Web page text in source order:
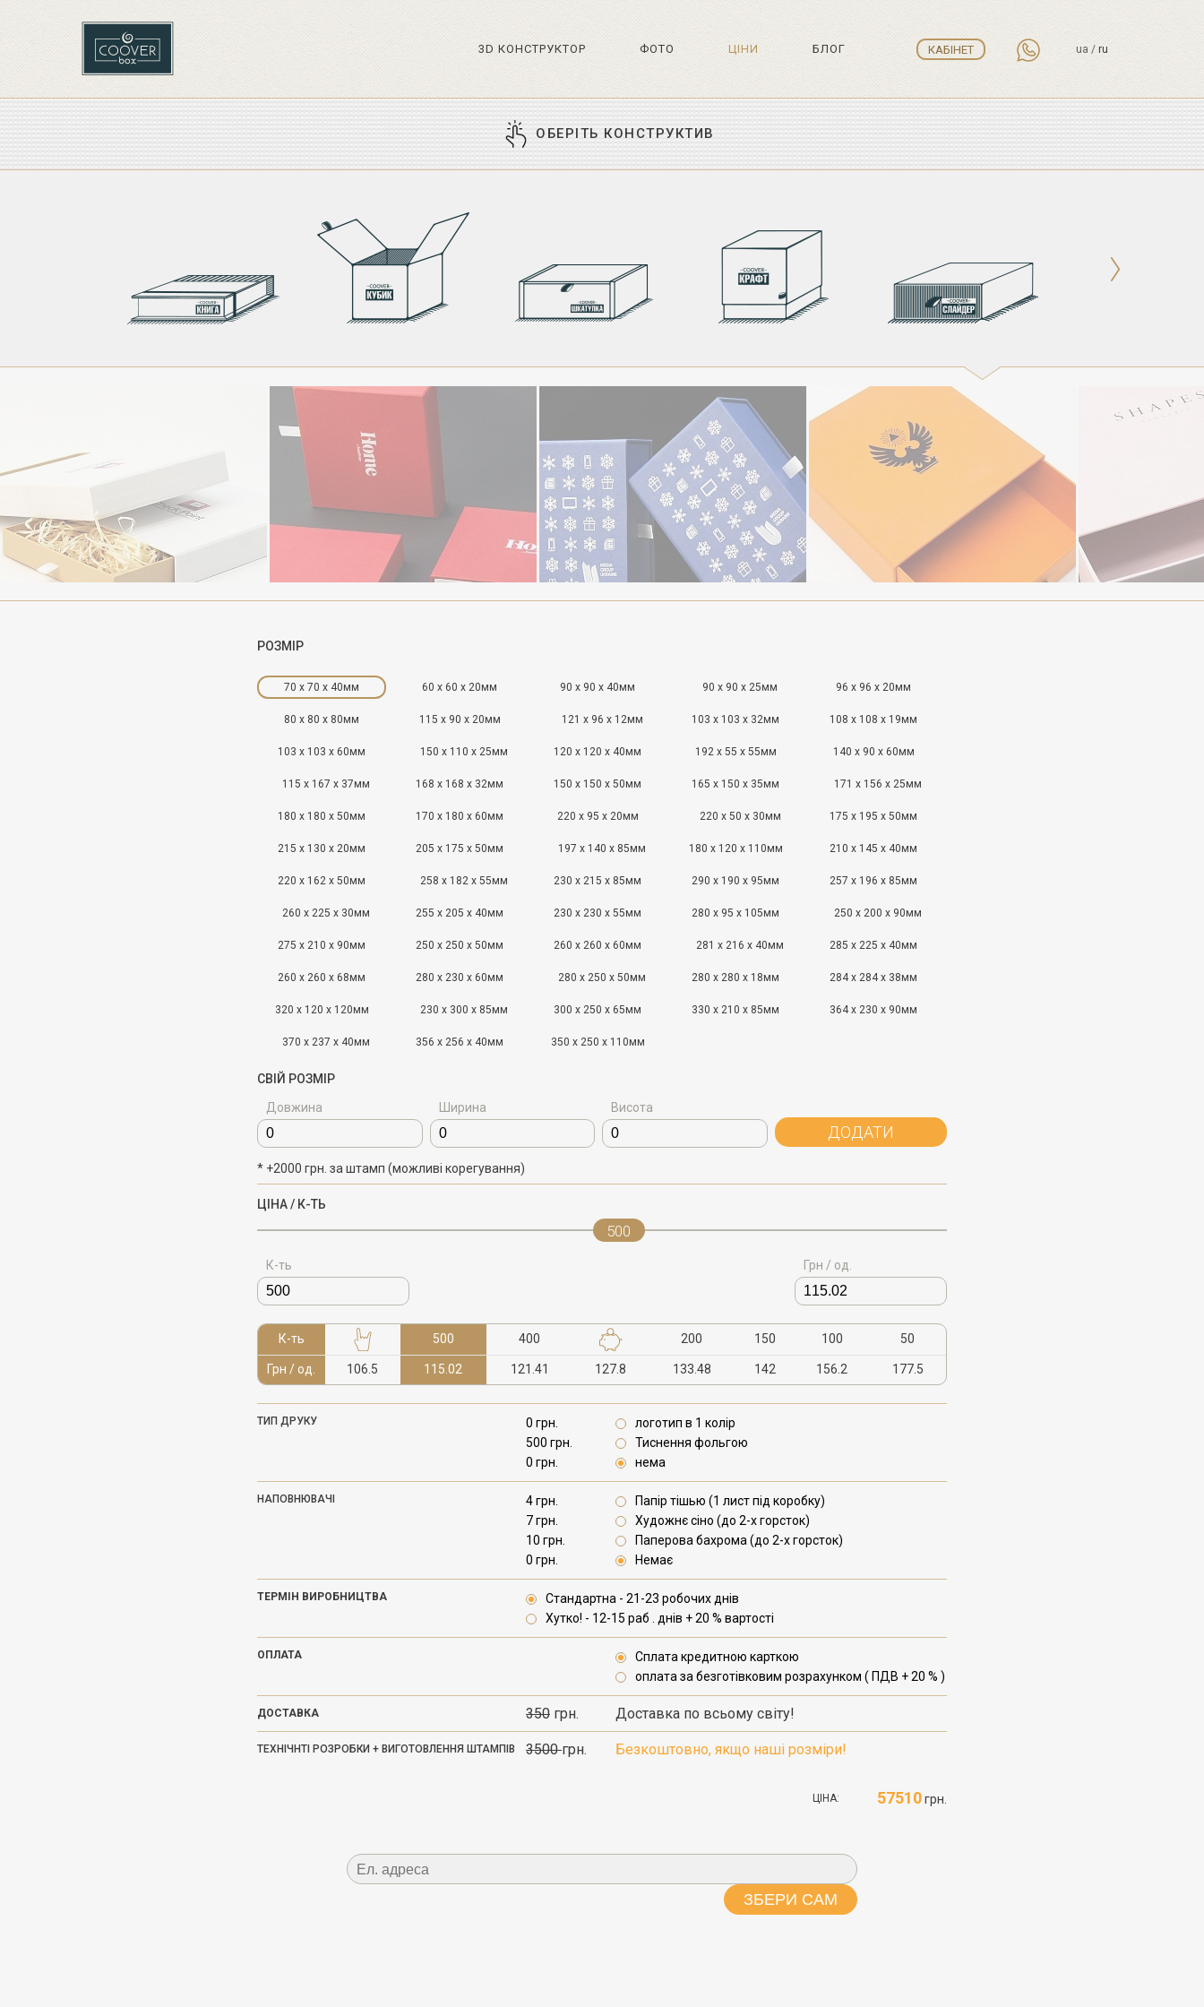
ua / ru
3D КОНСТРУКТОР ФОТО ЦIНИ БЛОГ КАБІНЕТ
ОБЕРІТЬ КОНСТРУКТИВ
РОЗМІР
70 x 70 x 40мм 60 x 60 x 20мм 90 x 90 x 40мм 90 x 90 x 25мм 96 x 96 x 20мм
80 x 80 x 80мм 115 x 90 x 20мм 121 x 96 x 12мм 103 x 103 x 32мм 108 x 108 x 19мм
103 x 103 x 60мм 150 x 110 x 25мм 120 x 120 x 40мм 192 x 55 x 55мм 140 x 90 x 60мм
115 x 167 x 37мм 168 x 168 x 32мм 150 x 150 x 50мм 165 x 150 x 35мм 171 x 156 x 25мм
180 x 180 x 50мм 170 x 180 x 60мм 220 x 95 x 20мм 220 x 50 x 30мм 175 x 195 x 50мм
215 x 130 x 20мм 205 x 175 x 50мм 197 x 140 x 85мм 180 x 120 x 110мм 210 x 145 x 40мм
220 x 162 x 50мм 258 x 182 x 55мм 230 x 215 x 85мм 290 x 190 x 95мм 257 x 196 x 85мм
260 x 225 x 30мм 255 x 205 x 40мм 230 x 230 x 55мм 280 x 95 x 105мм 250 x 200 x 90мм
275 x 210 x 90мм 250 x 250 x 50мм 260 x 260 x 60мм 281 x 216 x 40мм 285 x 225 x 40мм
260 x 260 x 68мм 280 x 230 x 60мм 280 x 250 x 50мм 280 x 280 x 18мм 284 x 284 x 38мм
320 x 120 x 120мм 230 x 300 x 85мм 300 x 250 x 65мм 330 x 210 x 85мм 364 x 230 x 90мм
370 x 237 x 40мм 356 x 256 x 40мм 350 x 250 x 110мм
СВІЙ РОЗМІР
Довжина
Ширина Висота
ДОДАТИ
* +2000 грн. за штамп (можливі корегування)
ЦІНА / К-ТЬ
500
К-ть Грн / од.
К-ть
Грн / од. 106.5
500
115.02
400
121.41 127.8
200
133.48
150
142
100
156.2
50
177.5
ТИП ДРУКУ
0 грн.
500 грн.
0 грн.
логотип в 1 колір
Тиснення фольгою
нема
НАПОВНЮВАЧІ
4 грн.
7 грн.
10 грн.
0 грн.
Папір тішью (1 лист під коробку)
Художнє сіно (до 2-х горсток)
Паперова бахрома (до 2-х горсток)
Немає
ТЕРМІН ВИРОБНИЦТВА
Стандартна - 21-23 робочих днів
Хутко! - 12-15 раб . днів + 20 % вартості
ОПЛАТА
Сплата кредитною карткою
оплата за безготівковим розрахунком ( ПДВ + 20 % )
ДОСТАВКА 350 грн. Доставка по всьому світу!
ТЕХНІЧНТІ РОЗРОБКИ + ВИГОТОВЛЕННЯ ШТАМПІВ 3500грн. Безкоштовно, якщо наші розміри!
ЦІНА: 57510грн.